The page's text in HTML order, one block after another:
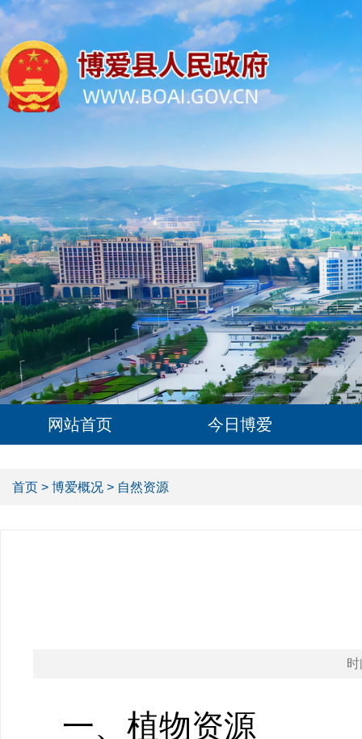
网站首页 今日博爱
首页 > 博爱概况 > 自然资源
一、植物资源